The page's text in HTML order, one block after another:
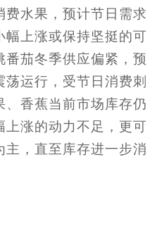
水果，预计节日需求
幅上涨或保持坚挺的可
茄冬季供应偏紧，预
运行，受节日消费刺
香蕉当前市场库存仍
上涨的动力不足，更可
，直至库存进一步消